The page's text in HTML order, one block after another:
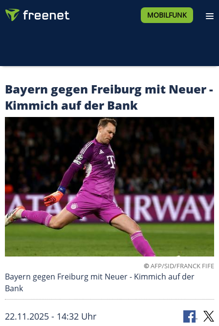
MOBILFUNK
Bayern gegen Freiburg mit Neuer -
Kimmich auf der Bank
©AFP/SID/FRANCK FIFE
Bayern gegen Freiburg mit Neuer - Kimmich auf der
Bank
22.11.2025 - 14:32 Uhr